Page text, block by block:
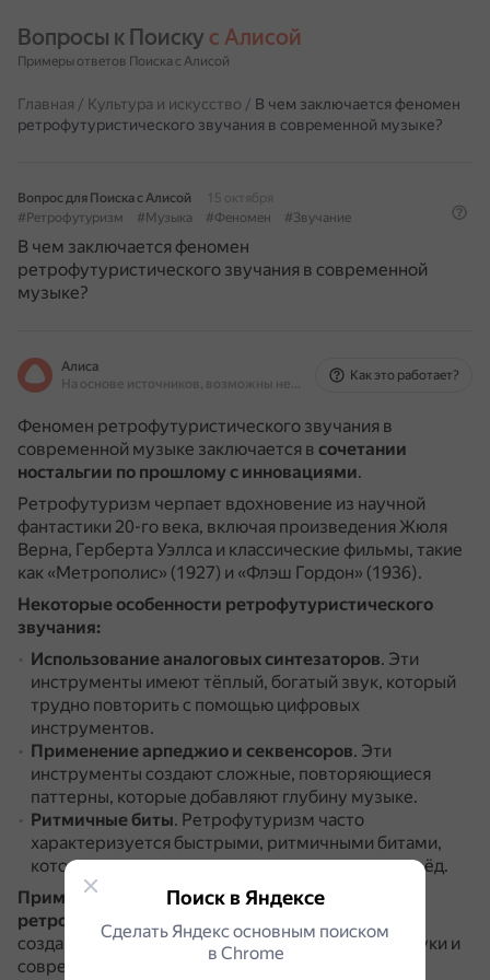
Вопросы к Поиску с Алисой
Примеры ответов Поиска с Алисой
Главная / Культура и искусство / В чем заключается феномен
ретрофутуристического звучания в современной музыке?
Вопрос для Поиска с Алисой
15 октября
#Ретрофутуризм
#Музыка #Феномен #Звучание
В чем заключается феномен
ретрофутуристического звучания в современной
музыке?
Алиса
На основе источников, возможны неточности
Как это работает?
Феномен ретрофутуристического звучания в
современной музыке заключается в сочетании
ностальгии по прошлому с инновациями.
Ретрофутуризм черпает вдохновение из научной
фантастики 20-го века, включая произведения Жюля
Верна, Герберта Уэллса и классические фильмы, такие
как «Метрополис» (1927) и «Флэш Гордон» (1936).
Некоторые особенности ретрофутуристического
звучания:
Использование аналоговых синтезаторов. Эти
инструменты имеют тёплый, богатый звук, который
трудно повторить с помощью цифровых
инструментов.
Применение арпеджио и секвенсоров. Эти
инструменты создают сложные, повторяющиеся
паттерны, которые добавляют глубину музыке.
Ритмичные биты. Ретрофутуризм часто
характеризуется быстрыми, ритмичными битами,
которые поддерживают движение музыки вперёд.
Примеры жанров, использующих элементы
ретрофутуризма:
синтвейв и электросвинг.
создают музыку, которая сочетает винтажные звуки и
современные электронные биты.
Поиск в Яндексе
Сделать Яндекс основным поиском
в Сhrome